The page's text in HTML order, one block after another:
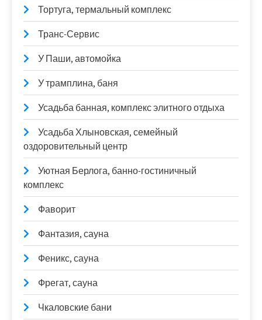
Тортуга, термальный комплекс
Транс-Сервис
У Паши, автомойка
У трамплина, баня
Усадьба банная, комплекс элитного отдыха
Усадьба Хлыновская, семейный
оздоровительный центр
Уютная Берлога, банно-гостиничный
комплекс
Фаворит
Фантазия, сауна
Феникс, сауна
Фрегат, сауна
Чкаловские бани